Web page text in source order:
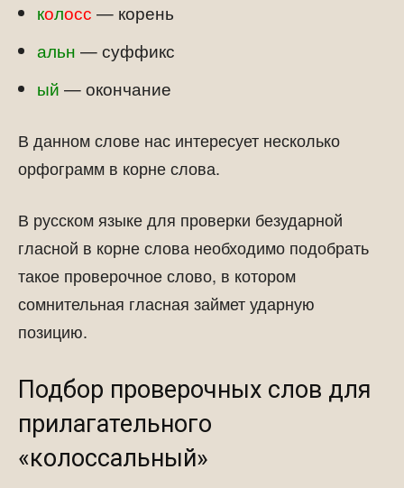
колосс — корень
альн — суффикс
ый — окончание
В данном слове нас интересует несколько
орфограмм в корне слова.
В русском языке для проверки безударной
гласной в корне слова необходимо подобрать
такое проверочное слово, в котором
сомнительная гласная займет ударную
позицию.
Подбор проверочных слов для
прилагательного
«колоссальный»